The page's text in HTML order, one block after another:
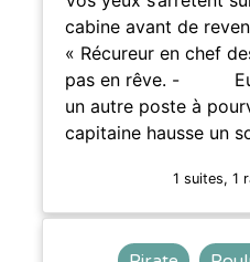
cabine avant de
« Récureur en chef
pas en rêve. - Euh
un autre poste à
capitaine hausse un
1 suites, 1